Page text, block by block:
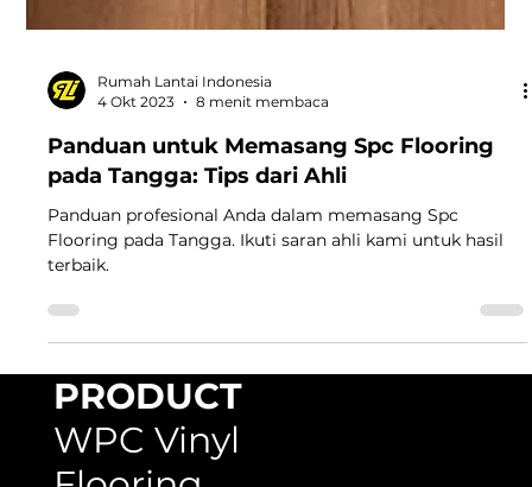
4 Okt 2023
8 menit membaca
Panduan untuk Memasang Spc Flooring
terbaik.